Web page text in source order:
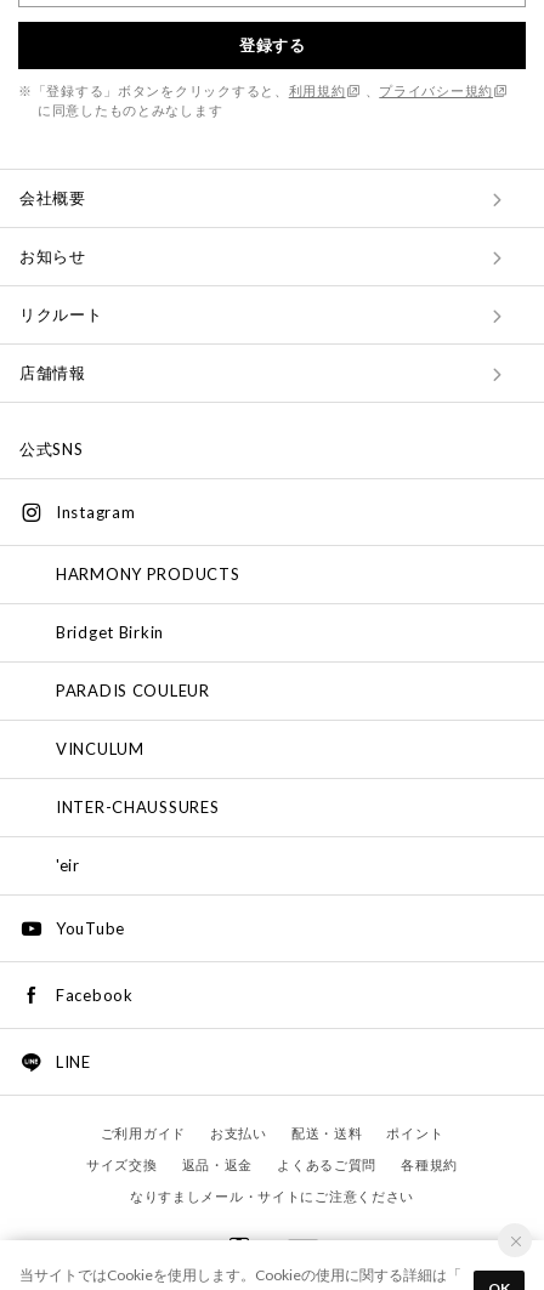
登録する
※「登録する」ボタンをクリックすると、 利用規約
プライバシー規約
に同意したものとみなします
会社概要
お知らせ
リクルート
店舗情報
公式SNS
Instagram
HARMONY PRODUCTS
Bridget Birkin
PARADIS COULEUR
VINCULUM
INTER-CHAUSSURES
'eir
YouTube
Facebook
LINE
ご利用ガイド お支払い 配送・送料
ポイント
サイズ交換
返品・返金 よくあるご質問
各種規約
なりすましメール・サイトにご注意ください
当サイトではCookieを使用します。Cookieの使用に関する詳細は「